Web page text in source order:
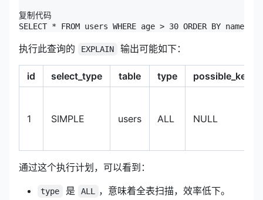
复制代码
SELECT * FROM users WHERE age > 30 ORDER BY name;
执行此查询的 EXPLAIN 输出可能如下：
id select_type table type possible_keys
1 SIMPLE users ALL NULL
通过这个执行计划，可以看到：
type 是 ALL ，意味着全表扫描，效率低下。